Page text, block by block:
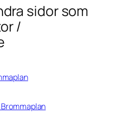
sidor som
/